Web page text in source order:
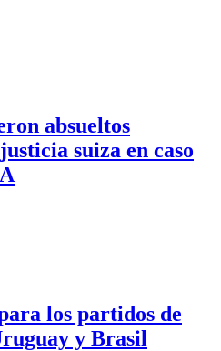
absueltos
suiza en caso
los partidos de
y Brasil